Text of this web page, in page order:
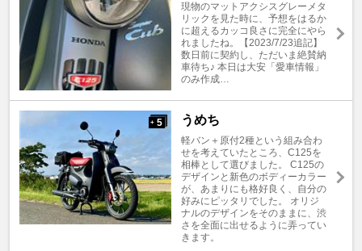
現物のマットアクシスグレーメタ
リックを見た時に、予想をはるか
に超えるカッコ良さに完全にやら
れましたね。【2023/7/23追記】
数日前に契約し、ただいま絶賛納
車待ち♪ 本日は大安「愛車情報」
のみ作成…
+ 5 うめち
軽バン＋原付2種という組み合わ
せを考えていたところ、C125を
相棒として選びました。 C125の
デザインと新色のボディーカラー
が、あまりにも格好良く、自分の
好みにピッタリでした。 オリジ
ナルのデザインをそのままに、渋
さを全面に出せるように弄ってい
きます。